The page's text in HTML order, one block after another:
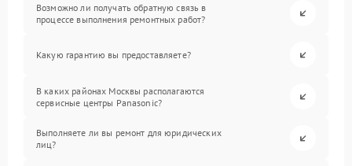
Возможно ли получать обратную связь в
процессе выполнения ремонтных работ?
Какую гарантию вы предоставляете?
В каких районах Москвы располагаются
сервисные центры Panasonic?
Выполняете ли вы ремонт для юридических
лиц?